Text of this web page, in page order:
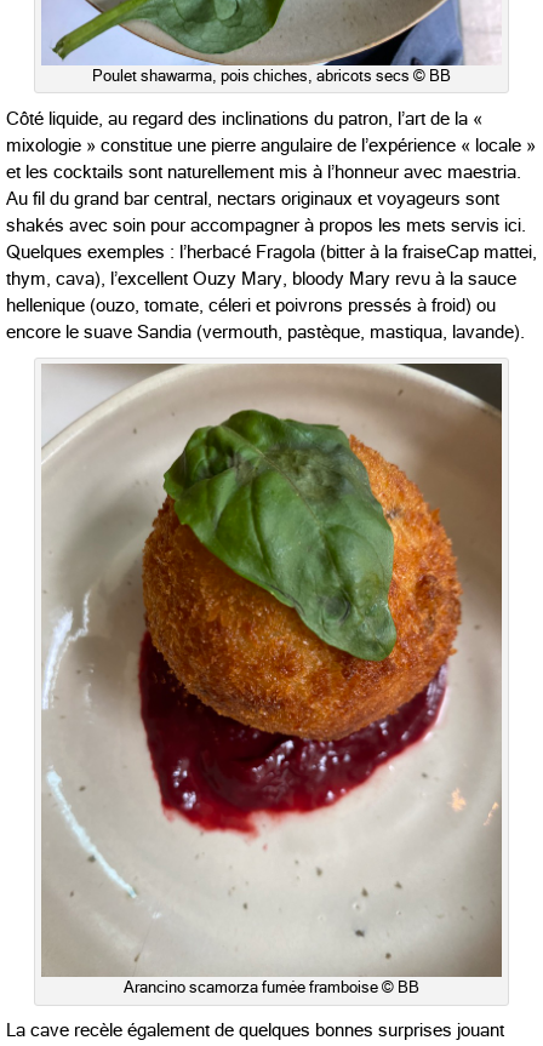
Poulet shawarma, pois chiches, abricots secs © BB
Côté liquide, au regard des inclinations du patron, l’art de la «
mixologie » constitue une pierre angulaire de l’expérience « locale »
et les cocktails sont naturellement mis à l’honneur avec maestria.
Au fil du grand bar central, nectars originaux et voyageurs sont
shakés avec soin pour accompagner à propos les mets servis ici.
Quelques exemples : l’herbacé Fragola (bitter à la fraiseCap mattei,
thym, cava), l’excellent Ouzy Mary, bloody Mary revu à la sauce
hellenique (ouzo, tomate, céleri et poivrons pressés à froid) ou
encore le suave Sandia (vermouth, pastèque, mastiqua, lavande).
Arancino scamorza fumée framboise © BB
La cave recèle également de quelques bonnes surprises jouant